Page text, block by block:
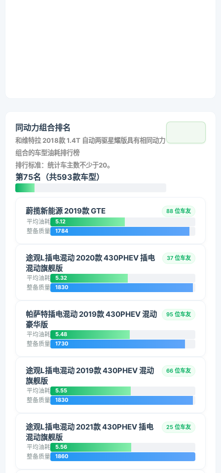
同动力组合排名
和维特拉 2018款 1.4T 自动两驱星耀版具有相同动力
组合的车型油耗排行榜
排行标准：统计车主数不少于20。
第75名（共593款车型）
蔚揽新能源 2019款 GTE 88 位车友
平均油耗 5.12
整备质量 1784
途观L插电混动 2020款 430PHEV 插电
混动旗舰版
37 位车友
平均油耗 5.32
整备质量 1830
帕萨特插电混动 2019款 430PHEV 混动
豪华版
95 位车友
平均油耗 5.48
整备质量 1730
途观L插电混动 2019款 430PHEV 混动
旗舰版
66 位车友
平均油耗 5.55
整备质量 1830
途观L插电混动 2021款 430PHEV 插电
混动旗舰版
25 位车友
平均油耗 5.56
整备质量 1860